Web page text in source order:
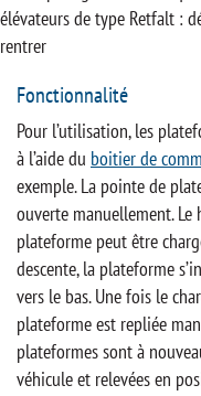
Fonctionnalité
Pour l’utilisation, les
à l’aide du boitier de
exemple. La pointe de
ouverte manuellement.
plateforme peut être
descente, la plateforme
vers le bas. Une fois le
plateforme est repliée
plateformes sont à
véhicule et relevées en